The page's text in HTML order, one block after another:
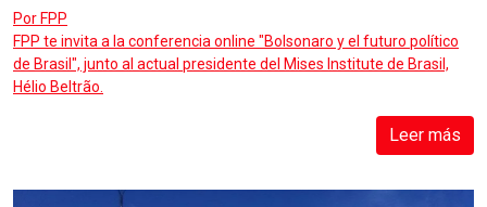
Por FPP
FPP te invita a la conferencia online "Bolsonaro y el futuro político
de Brasil", junto al actual presidente del Mises Institute de Brasil,
Hélio Beltrão.
Leer más